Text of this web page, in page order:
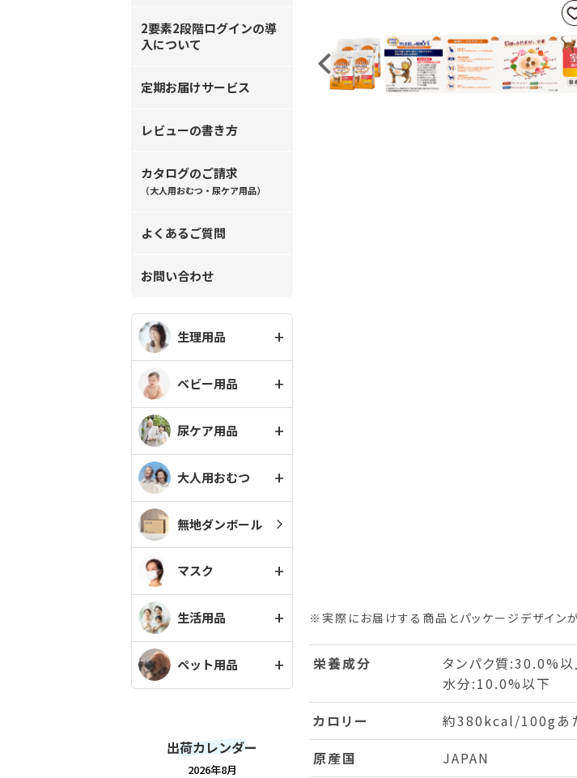
2要素2段階ログインの導
入について
定期お届けサービス
レビューの書き方
カタログのご請求
（大人用おむつ・尿ケア用品）
よくあるご質問
お問い合わせ
生理用品
ベビー用品
尿ケア用品
大人用おむつ
無地ダンボール
マスク
生活用品
ペット用品
出荷カレンダー
2026年8月
お
に
り
登
Previous
※実際にお届けする商品とパッケージデザイン
栄養成分
タンパク質:30.0%
水分:10.0%以下
カロリー
約380kcal/100gあ
原産国
JAPAN